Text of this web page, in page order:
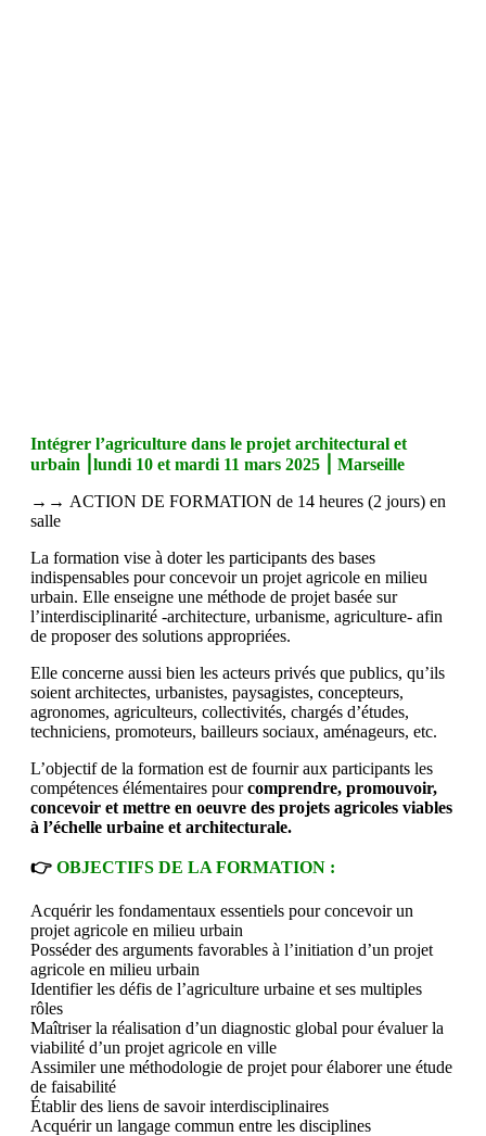
Intégrer l’agriculture dans le projet architectural et
urbain ⎮lundi 10 et mardi 11 mars 2025 ⎮ Marseille
→ → ACTION DE FORMATION de 14 heures (2 jours) en
salle
La formation vise à doter les participants des bases
indispensables pour concevoir un projet agricole en milieu
urbain. Elle enseigne une méthode de projet basée sur
l’interdisciplinarité -architecture, urbanisme, agriculture- afin
de proposer des solutions appropriées.
Elle concerne aussi bien les acteurs privés que publics, qu’ils
soient architectes, urbanistes, paysagistes, concepteurs,
agronomes, agriculteurs, collectivités, chargés d’études,
techniciens, promoteurs, bailleurs sociaux, aménageurs, etc.
L’objectif de la formation est de fournir aux participants les
compétences élémentaires pourcomprendre, promouvoir,
concevoir et mettre en oeuvre des projets agricoles viables
à l’échelle urbaine et architecturale.
👉 OBJECTIFS DE LA FORMATION :
Acquérir les fondamentaux essentiels pour concevoir un
projet agricole en milieu urbain
Posséder des arguments favorables à l’initiation d’un projet
agricole en milieu urbain
Identifier les défis de l’agriculture urbaine et ses multiples
rôles
Maîtriser la réalisation d’un diagnostic global pour évaluer la
viabilité d’un projet agricole en ville
Assimiler une méthodologie de projet pour élaborer une étude
de faisabilité
Établir des liens de savoir interdisciplinaires
Acquérir un langage commun entre les disciplines